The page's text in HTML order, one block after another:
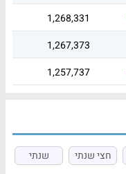
1,268,331
1,267,373
1,257,737
חצי שנתי שנתי